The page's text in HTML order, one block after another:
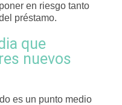
en riesgo tanto
préstamo.
que
nuevos
es un punto medio